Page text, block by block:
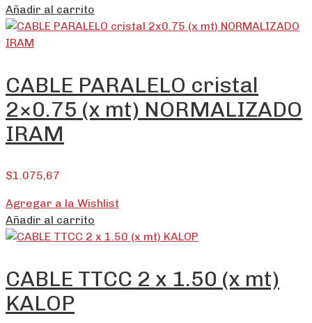
Añadir al carrito
CABLE PARALELO cristal
2×0.75 (x mt) NORMALIZADO
IRAM
$1.075,67
Agregar a la Wishlist
Añadir al carrito
CABLE TTCC 2 x 1.50 (x mt)
KALOP